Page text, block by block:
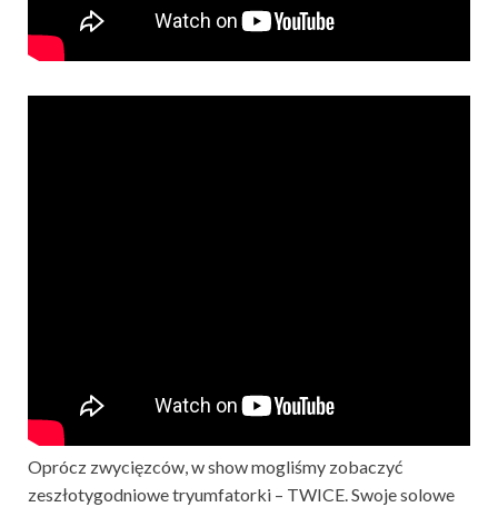
Oprócz zwycięzców, w show mogliśmy zobaczyć
zeszłotygodniowe tryumfatorki – TWICE. Swoje solowe